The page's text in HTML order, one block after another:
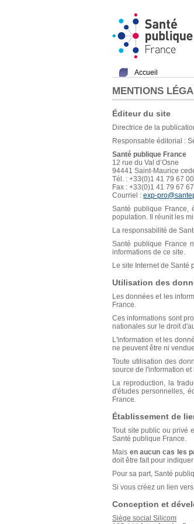
Accueil
MENTIONS
Éditeur du site
Directrice de la
Responsable éditorial :
Santé publique France
12 rue du Val d’Osne
94441 Saint-Maurice
Tél. : +33(0)1 41 79 67 00
Fax : +33(0)1 41 79 67 67
Courriel : exp-
Santé publique France,
population. Il réunit les
La responsabilité de
Santé publique France
informations de ce site.
Le site Internet de Santé
Utilisation des
Les données et les
France.
Ces informations sont
nationales sur le droit
L'information et les
ne peuvent être ni
Toute utilisation des
source de l'information
La reproduction, la
d'études personnelles,
France.
Établissement de
Tout site public ou privé
Santé publique France.
Mais en aucun cas les
doit être fait pour
Pour sa part, Santé
Si vous créez un lien
Conception et
Siège social Silicom